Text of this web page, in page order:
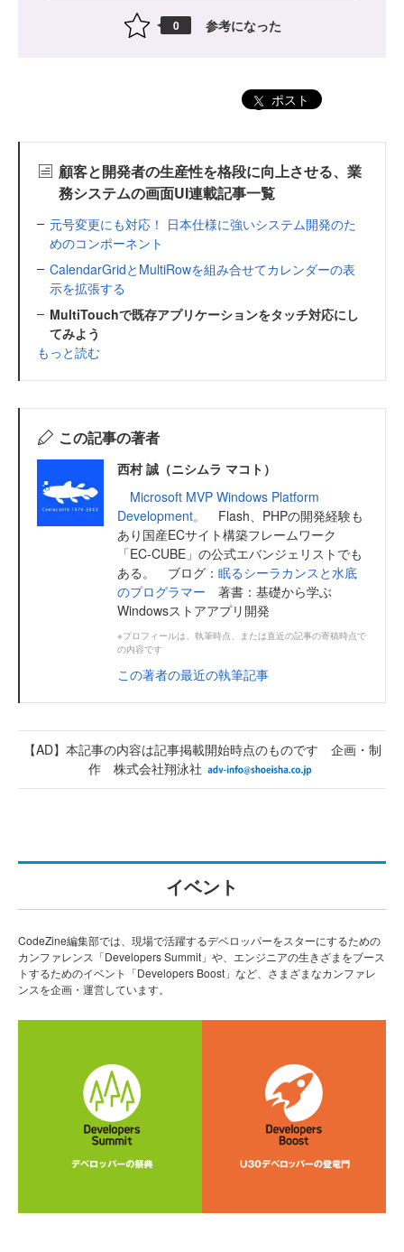
0 参考になった
ポスト
顧客と開発者の生産性を格段に向上させる、業
務システムの画面UI連載記事一覧
元号変更にも対応！ 日本仕様に強いシステム開発のた
めのコンポーネント
CalendarGridとMultiRowを組み合せてカレンダーの表
示を拡張する
MultiTouchで既存アプリケーションをタッチ対応にし
てみよう
もっと読む
この記事の著者
西村 誠（ニシムラ マコト）
Microsoft MVP Windows Platform
Development。
Flash、PHPの開発経験も
あり国産ECサイト構築フレームワーク
「EC-CUBE」の公式エバンジェリストでも
ある。 ブログ： 眠るシーラカンスと水底
のプログラマー 著書：基礎から学ぶ
Windowsストアアプリ開発
※プロフィールは、執筆時点、または直近の記事の寄稿時点で
の内容です
この著者の最近の執筆記事
【AD】本記事の内容は記事掲載開始時点のものです 企画・制
作 株式会社翔泳社
イベント
CodeZine編集部では、現場で活躍するデベロッパーをスターにするための
カンファレンス「Developers Summit」や、エンジニアの生きざまをブース
トするためのイベント「Developers Boost」など、さまざまなカンファレ
ンスを企画・運営しています。